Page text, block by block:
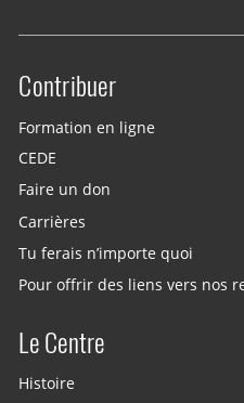
Site menu
Contribuer
Formation en ligne
CEDE
Faire un don
Carrières
Tu ferais n’importe quoi
Pour offrir des liens vers nos
Le Centre
Histoire